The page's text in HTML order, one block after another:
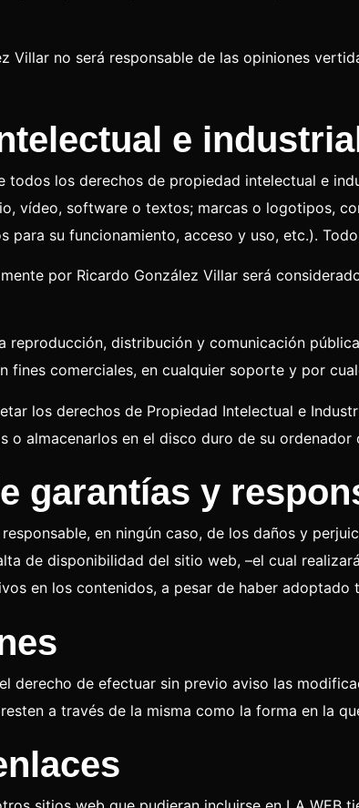
Villar no será responsable de las opiniones
e
todos los derechos de propiedad intelectual e
vídeo, software o textos; marcas o logotipos,
para su funcionamiento, acceso y uso, etc.).
por Ricardo González Villar será
reproducción, distribución y comunicación
fines comerciales, en cualquier soporte y por
los derechos de Propiedad Intelectual e
o almacenarlos en el disco duro de su
garantías y
en ningún caso, de los daños y
de disponibilidad del sitio web, –el cual
en los contenidos, a pesar de haber
derecho de efectuar sin previo aviso las
a través de la misma como la forma en la